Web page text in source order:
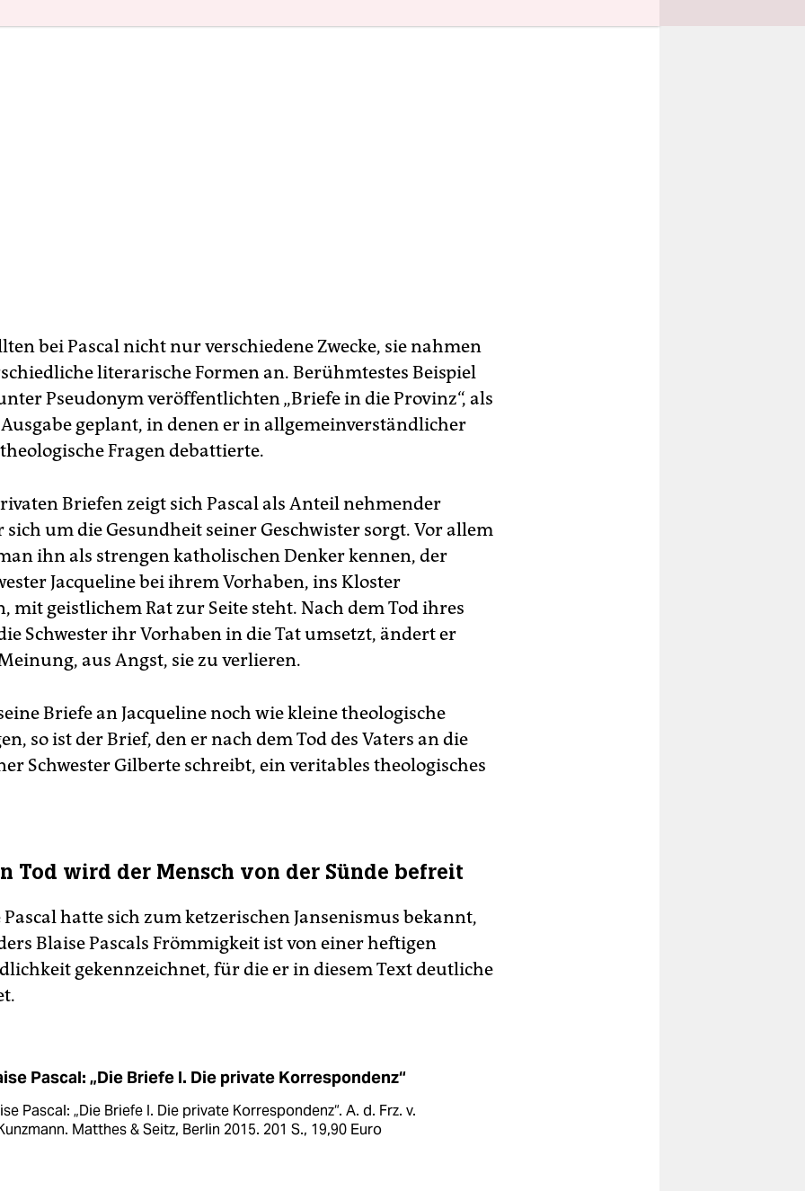
bei Pascal nicht nur verschiedene Zwecke, sie nahmen
literarische Formen an. Berühmtestes Beispiel
Pseudonym veröffentlichten „Briefe in die Provinz“, als
geplant, in denen er in allgemeinverständlicher
Fragen debattierte.
Briefen zeigt sich Pascal als Anteil nehmender
sich um die Gesundheit seiner Geschwister sorgt. Vor allem
ihn als strengen katholischen Denker kennen, der
Jacqueline bei ihrem Vorhaben, ins Kloster
mit geistlichem Rat zur Seite steht. Nach dem Tod ihres
Schwester ihr Vorhaben in die Tat umsetzt, ändert er
aus Angst, sie zu verlieren.
Briefe an Jacqueline noch wie kleine theologische
so ist der Brief, den er nach dem Tod des Vaters an die
Schwester Gilberte schreibt, ein veritables theologisches
Tod wird der Mensch von der Sünde befreit
hatte sich zum ketzerischen Jansenismus bekannt,
Blaise Pascals Frömmigkeit ist von einer heftigen
gekennzeichnet, für die er in diesem Text deutliche
Pascal: „Die Briefe I. Die private Korrespondenz“
Pascal: „Die Briefe I. Die private Korrespondenz“. A. d. Frz. v.
Matthes & Seitz, Berlin 2015. 201 S., 19,90 Euro